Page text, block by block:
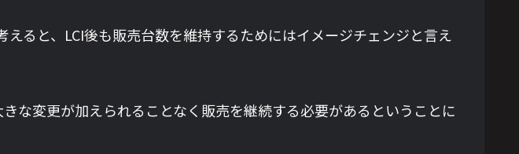
ると、LCI後も販売台数を維持するためにはイメージチェンジと言え
な変更が加えられることなく販売を継続する必要があるということに